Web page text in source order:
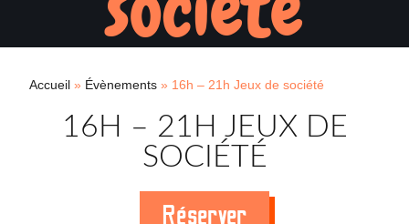
Accueil » Évènements » 16h – 21h Jeux de société
16H – 21H JEUX DE
SOCIÉTÉ
Réserver